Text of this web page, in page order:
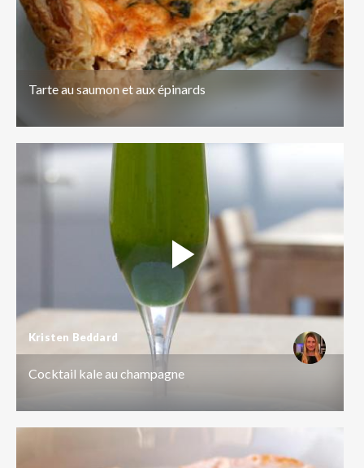
Tarte au saumon et aux épinards
Kristen Beddard
Cocktail kale au champagne